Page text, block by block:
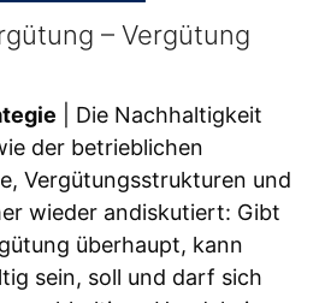
– Vergütung
| Die Nachhaltigkeit
der betrieblichen
Vergütungsstrukturen und
wieder andiskutiert: Gibt
überhaupt, kann
sein, soll und darf sich